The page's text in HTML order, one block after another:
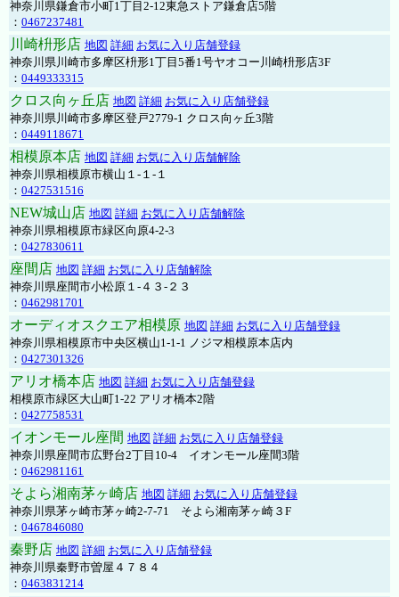
神奈川県鎌倉市小町1丁目2-12東急ストア鎌倉店5階
： 0467237481
川崎枡形店 地図 詳細 お気に入り店舗登録
神奈川県川崎市多摩区枡形1丁目5番1号ヤオコー川崎枡形店3F
： 0449333315
クロス向ヶ丘店 地図 詳細 お気に入り店舗登録
神奈川県川崎市多摩区登戸2779-1 クロス向ヶ丘3階
： 0449118671
相模原本店 地図 詳細 お気に入り店舗解除
神奈川県相模原市横山１-１-１
： 0427531516
NEW城山店 地図 詳細 お気に入り店舗解除
神奈川県相模原市緑区向原4-2-3
： 0427830611
座間店 地図 詳細 お気に入り店舗解除
神奈川県座間市小松原１-４３-２３
： 0462981701
オーディオスクエア相模原 地図 詳細 お気に入り店舗登録
神奈川県相模原市中央区横山1-1-1 ノジマ相模原本店内
： 0427301326
アリオ橋本店 地図 詳細 お気に入り店舗登録
相模原市緑区大山町1-22 アリオ橋本2階
： 0427758531
イオンモール座間 地図 詳細 お気に入り店舗登録
神奈川県座間市広野台2丁目10-4 イオンモール座間3階
： 0462981161
そよら湘南茅ヶ崎店 地図 詳細 お気に入り店舗登録
神奈川県茅ヶ崎市茅ヶ崎2‐7‐71 そよら湘南茅ヶ崎３F
： 0467846080
秦野店 地図 詳細 お気に入り店舗登録
神奈川県秦野市曽屋４７８４
： 0463831214